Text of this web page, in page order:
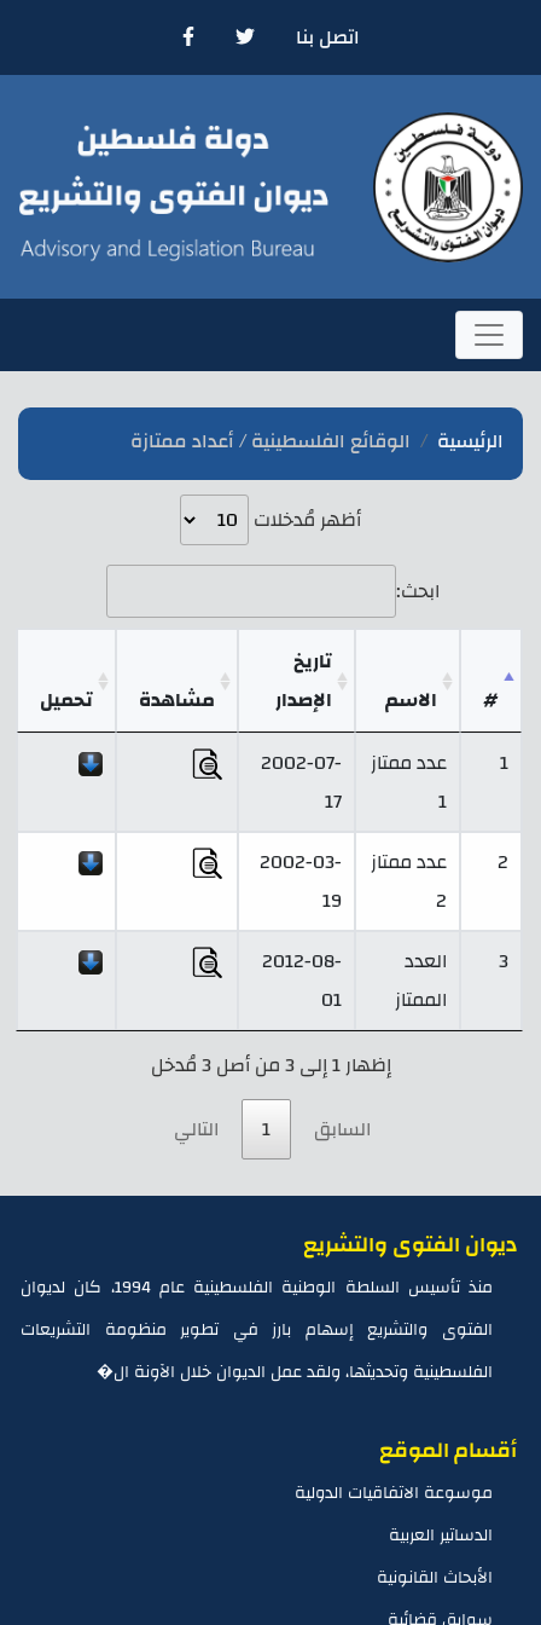
اتصل بنا
الرئيسية الوقائع الفلسطينية / أعداد ممتازة
أظهر مُدخلات
ابحث:
# الاسم
تاريخ
الإصدار
مشاهدة
تحميل
1
عدد ممتاز
1
2002-07-
17
2
عدد ممتاز
2
2002-03-
19
3
العدد
الممتاز
2012-08-
01
إظهار 1 إلى 3 من أصل 3 مُدخل
السابق
1 التالي
ديوان الفتوى والتشريع
منذ تأسيس السلطة الوطنية الفلسطينية عام 1994، كان لديوان
الفتوى والتشريع إسهام بارز في تطوير منظومة التشريعات
الفلسطينية وتحديثها، ولقد عمل الديوان خلال الآونة ال�
أقسام الموقع
موسوعة الاتفاقيات الدولية
الدساتير العربية
الأبحاث القانونية